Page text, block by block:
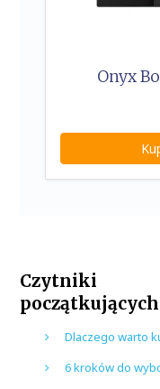
Onyx
Czytniki
początkujących
Dlaczego warto
6 kroków do